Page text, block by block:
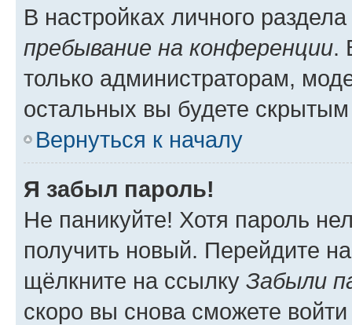
В настройках личного
пребывание на конференции.
только администраторам,
остальных вы будете
Вернуться к началу
Я забыл пароль!
Не паникуйте! Хотя пароль
получить новый. Перейдите
щёлкните на ссылку Забыли
скоро вы снова сможете